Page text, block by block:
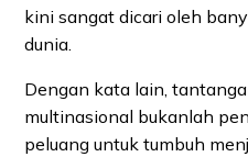
kini sangat dicari oleh
dunia.
Dengan kata lain,
multinasional bukanlah
peluang untuk tumbuh